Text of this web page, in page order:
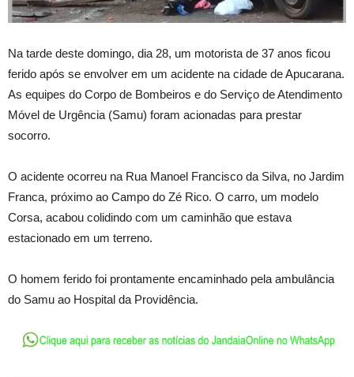
Na tarde deste domingo, dia 28, um motorista de 37 anos ficou
ferido após se envolver em um acidente na cidade de Apucarana.
As equipes do Corpo de Bombeiros e do Serviço de Atendimento
Móvel de Urgência (Samu) foram acionadas para prestar
socorro.
O acidente ocorreu na Rua Manoel Francisco da Silva, no Jardim
Franca, próximo ao Campo do Zé Rico. O carro, um modelo
Corsa, acabou colidindo com um caminhão que estava
estacionado em um terreno.
O homem ferido foi prontamente encaminhado pela ambulância
do Samu ao Hospital da Providência.